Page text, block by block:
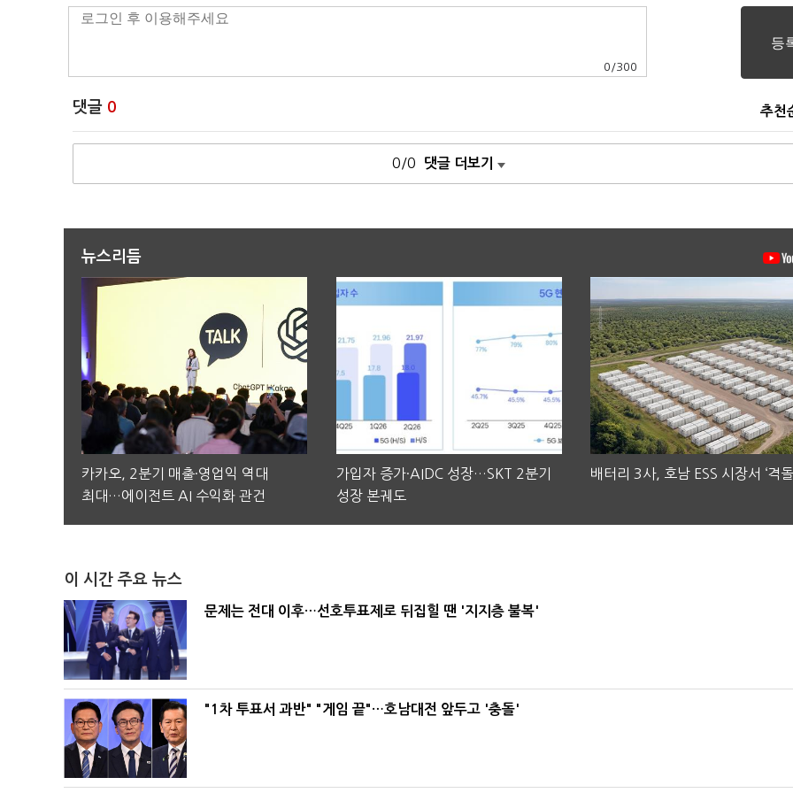
0 /300
댓글 0 추천
0/0 댓글 더보기
뉴스리듬
카카오, 2분기 매출·영업익 역대
최대…에이전트 AI 수익화 관건
가입자 증가·AIDC 성장…SKT 2분기
성장 본궤도
배터리 3사, 호남 ESS 시장서 ‘격돌
이 시간 주요 뉴스
문제는 전대 이후…선호투표제로 뒤집힐 땐 '지지층 불복'
"1차 투표서 과반" "게임 끝"…호남대전 앞두고 '충돌'